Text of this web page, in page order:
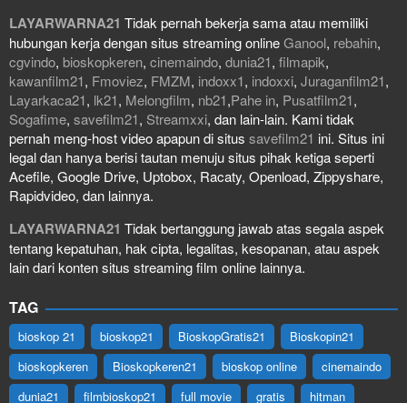
LAYARWARNA21 Tidak pernah bekerja sama atau memiliki
hubungan kerja dengan situs streaming onlineGanool, rebahin,
cgvindo, bioskopkeren, cinemaindo, dunia21, filmapik,
kawanfilm21, Fmoviez, FMZM, indoxx1, indoxxi, Juraganfilm21,
Layarkaca21, lk21, Melongfilm, nb21,Pahe in, Pusatfilm21,
Sogafime, savefilm21, Streamxxi, dan lain-lain. Kami tidak
pernah meng-host video apapun di situs savefilm21 ini. Situs ini
legal dan hanya berisi tautan menuju situs pihak ketiga seperti
Acefile, Google Drive, Uptobox, Racaty, Openload, Zippyshare,
Rapidvideo, dan lainnya.
LAYARWARNA21 Tidak bertanggung jawab atas segala aspek
tentang kepatuhan, hak cipta, legalitas, kesopanan, atau aspek
lain dari konten situs streaming film online lainnya.
TAG
bioskop 21 bioskop21 BioskopGratis21
Bioskopin21
bioskopkeren
Bioskopkeren21 bioskop online
cinemaindo
dunia21
filmbioskop21 full movie gratis hitman